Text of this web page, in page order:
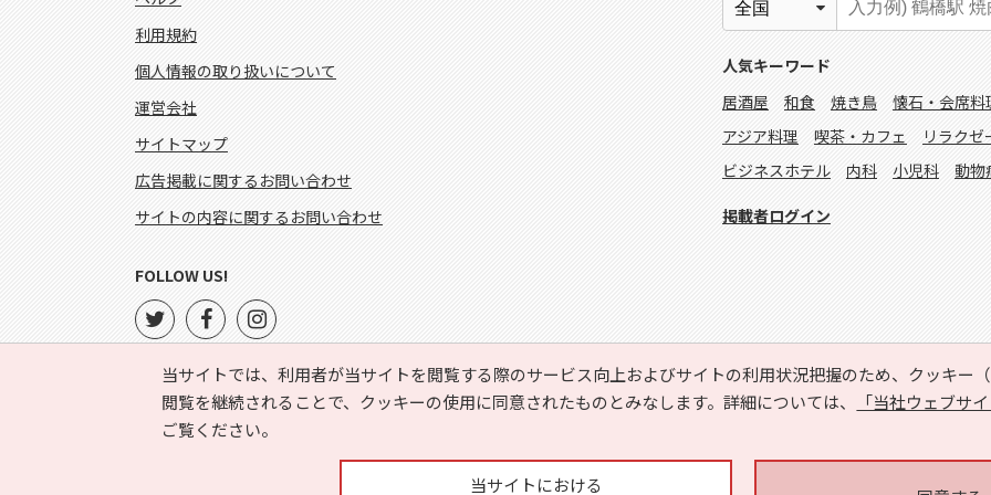
当サイトでは、利用者が当サイトを閲覧する際のサービス向上およびサイトの利用状況把握のため、クッキー
閲覧を継続されることで、クッキーの使用に同意されたものとみなします。詳細については、
「当社ウェブサ
ご覧ください。
当サイトにおける
利用規約
個人情報の取り扱いについて
運営会社
サイトマップ
広告掲載に関するお問い合わせ
サイトの内容に関するお問い合わせ
人気キーワード
居酒屋
和食 焼き鳥
懐石・会席料
アジア料理
喫茶・カフェ
リラクゼ
ビジネスホテル
内科 小児科 動物
掲載者ログイン
FOLLOW US!
Copyright © HYOJITO.Co.,Ltd. All Rights Reserved.